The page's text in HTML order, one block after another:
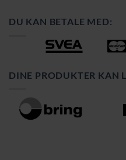
DU KAN BETALE MED:
DINE PRODUKTER KAN